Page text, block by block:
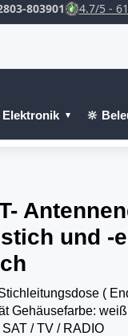
803901 4.7/5 -
Elektronik 🔆
und -
(
Gehäusefarbe: weiß
/ TV / RADIO